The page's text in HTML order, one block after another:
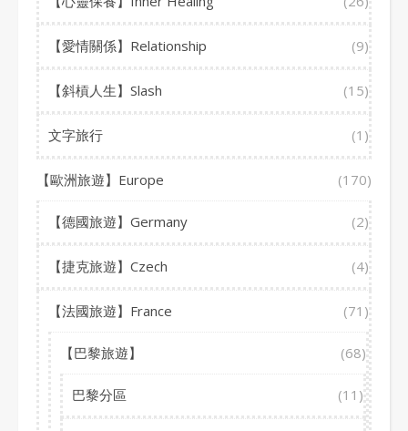
【愛情關係】Relationship (9)
【斜槓人生】Slash (15)
文字旅行 (1)
【歐洲旅遊】Europe (170)
【德國旅遊】Germany (2)
【捷克旅遊】Czech (4)
【法國旅遊】France (71)
【巴黎旅遊】 (68)
巴黎分區 (11)